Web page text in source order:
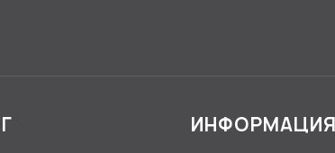
ИНФОРМАЦИЯ